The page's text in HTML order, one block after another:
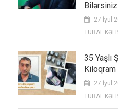
27 İyul
TURAL
35 Yaşlı
Kiloqram
27 İyul
TURAL